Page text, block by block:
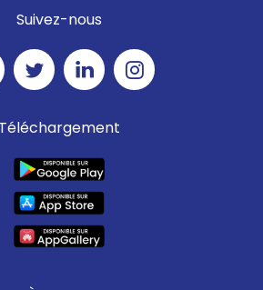
Suivez-nous
Téléchargement